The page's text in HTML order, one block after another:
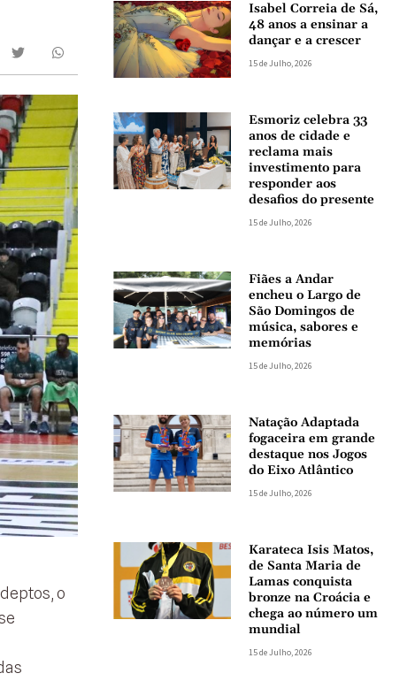
o
Isabel Correia de Sá,
48 anos a ensinar a
dançar e a crescer
15 de Julho, 2026
Esmoriz celebra 33
anos de cidade e
reclama mais
investimento para
responder aos
desafios do presente
15 de Julho, 2026
Fiães a Andar
encheu o Largo de
São Domingos de
música, sabores e
memórias
15 de Julho, 2026
Natação Adaptada
fogaceira em grande
destaque nos Jogos
do Eixo Atlântico
15 de Julho, 2026
Karateca Isis Matos,
de Santa Maria de
Lamas conquista
bronze na Croácia e
chega ao número um
mundial
15 de Julho, 2026